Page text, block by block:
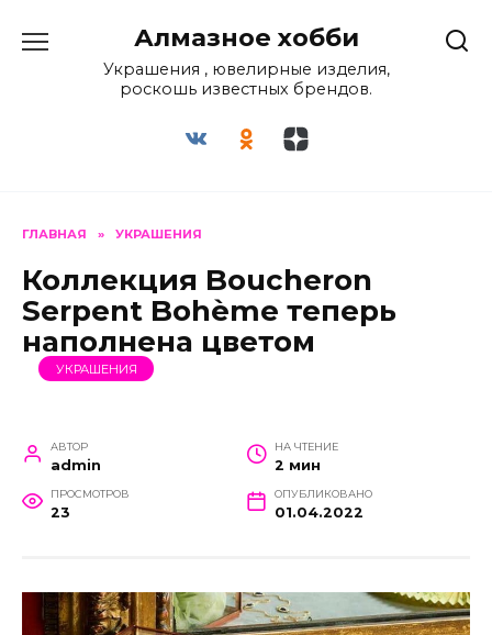
содержанию
Алмазное хобби
Украшения , ювелирные изделия,
роскошь известных брендов.
ГЛАВНАЯ » УКРАШЕНИЯ
Коллекция Boucheron
Serpent Bohème теперь
наполнена цветом
УКРАШЕНИЯ
АВТОР
admin
НА ЧТЕНИЕ
2 мин
ПРОСМОТРОВ
23
ОПУБЛИКОВАНО
01.04.2022